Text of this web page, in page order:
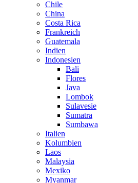
Chile
China
Costa Rica
Frankreich
Guatemala
Indien
Indonesien
Bali
Flores
Java
Lombok
Sulavesie
Sumatra
Sumbawa
Italien
Kolumbien
Laos
Malaysia
Mexiko
Myanmar